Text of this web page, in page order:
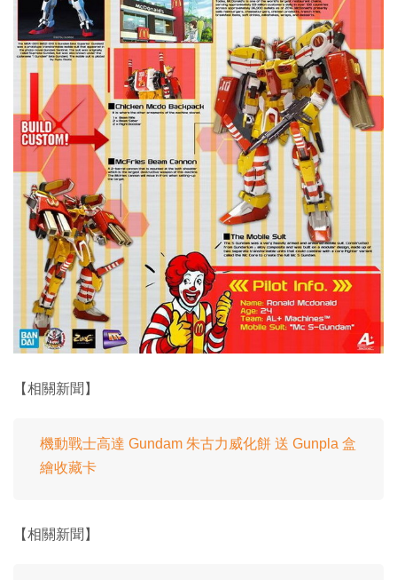
【相關新聞】
機動戰士高達 Gundam 朱古力威化餅 送 Gunpla 盒
繪收藏卡
【相關新聞】